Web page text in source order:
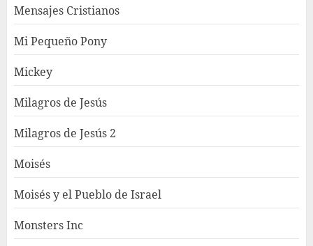
Mensajes Cristianos
Mi Pequeño Pony
Mickey
Milagros de Jesús
Milagros de Jesús 2
Moisés
Moisés y el Pueblo de Israel
Monsters Inc